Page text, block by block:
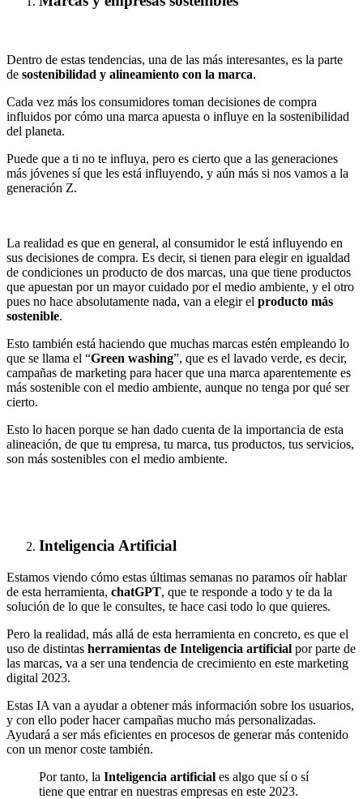
Dentro de estas tendencias, una de las más interesantes, es la parte
de sostenibilidad y alineamiento con la marca.
Cada vez más los consumidores toman decisiones de compra
influidos por cómo una marca apuesta o influye en la sostenibilidad
del planeta.
Puede que a ti no te influya, pero es cierto que a las generaciones
más jóvenes sí que les está influyendo, y aún más si nos vamos a la
generación Z.
La realidad es que en general, al consumidor le está influyendo en
sus decisiones de compra. Es decir, si tienen para elegir en igualdad
de condiciones un producto de dos marcas, una que tiene productos
que apuestan por un mayor cuidado por el medio ambiente, y el otro
pues no hace absolutamente nada, van a elegir el producto más
sostenible.
Esto también está haciendo que muchas marcas estén empleando lo
que se llama el “Green washing”, que es el lavado verde, es decir,
campañas de marketing para hacer que una marca aparentemente es
más sostenible con el medio ambiente, aunque no tenga por qué ser
cierto.
Esto lo hacen porque se han dado cuenta de la importancia de esta
alineación, de que tu empresa, tu marca, tus productos, tus servicios,
son más sostenibles con el medio ambiente.
Inteligencia Artificial
Estamos viendo cómo estas últimas semanas no paramos oír hablar
de esta herramienta, chatGPT, que te responde a todo y te da la
solución de lo que le consultes, te hace casi todo lo que quieres.
Pero la realidad, más allá de esta herramienta en concreto, es que el
uso de distintas herramientas de Inteligencia artificial por parte de
las marcas, va a ser una tendencia de crecimiento en este marketing
digital 2023.
Estas IA van a ayudar a obtener más información sobre los usuarios,
y con ello poder hacer campañas mucho más personalizadas.
Ayudará a ser más eficientes en procesos de generar más contenido
con un menor coste también.
Por tanto, la Inteligencia artificial es algo que sí o sí
tiene que entrar en nuestras empresas en este 2023.